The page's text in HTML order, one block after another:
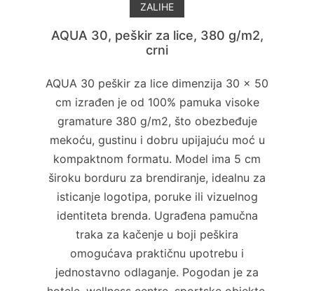
ZALIHE
AQUA 30, peškir za lice, 380 g/m2,
crni
AQUA 30 peškir za lice dimenzija 30 × 50
cm izrađen je od 100% pamuka visoke
gramature 380 g/m2, što obezbeđuje
mekoću, gustinu i dobru upijajuću moć u
kompaktnom formatu. Model ima 5 cm
široku borduru za brendiranje, idealnu za
isticanje logotipa, poruke ili vizuelnog
identiteta brenda. Ugrađena pamučna
traka za kačenje u boji peškira
omogućava praktičnu upotrebu i
jednostavno odlaganje. Pogodan je za